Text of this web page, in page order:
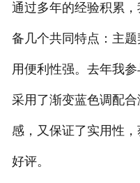
通过多年的经验积累
备几个共同特点：主
用便利性强。去年我
采用了渐变蓝色调配
感，又保证了实用性
好评。